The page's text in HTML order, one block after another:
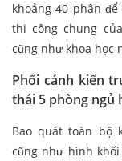
khoảng 40 phân
thi công chung
cũng như khoa học
Phối cảnh kiến
thái 5 phòng ngủ
Bao quát toàn bộ
cũng như hình